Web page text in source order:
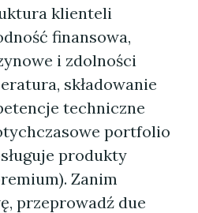
klienteli
finansowa,
i zdolności
składowanie
techniczne
portfolio
produkty
Zanim
przeprowadź due